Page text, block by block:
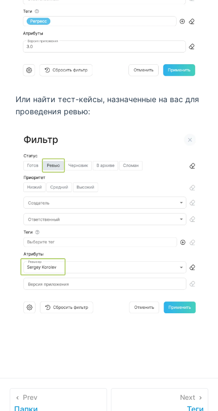
Или найти тест-кейсы, назначенные на вас для
проведения ревью:
Prev Next